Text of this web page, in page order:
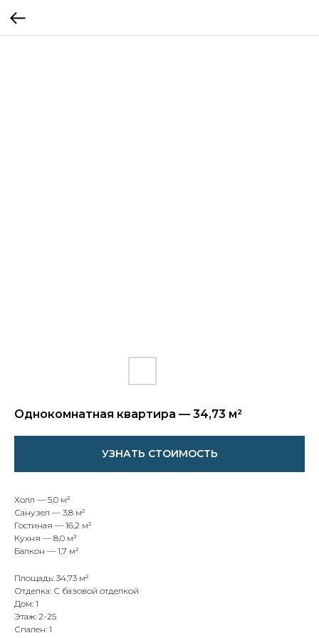
Однокомнатная квартира — 34,73 м²
УЗНАТЬ СТОИМОСТЬ
Холл — 5,0 м²
Санузел — 3,8 м²
Гостиная — 16,2 м²
Кухня — 8,0 м²
Балкон — 1,7 м²
Площадь: 34,73 м²
Отделка: С базовой отделкой
Дом: 1
Этаж: 2-25
Спален: 1